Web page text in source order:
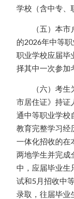
学校（含中专、
（五）本市户
的2026年中等
职业学校应届毕
择其中一次参加
（六）考生为
市居住证》持证
通中等职业学校
教育完整学习经
一体化招收的在
两地学生并完成
中，应届毕业生
试和5月招收中
录取，往届毕业